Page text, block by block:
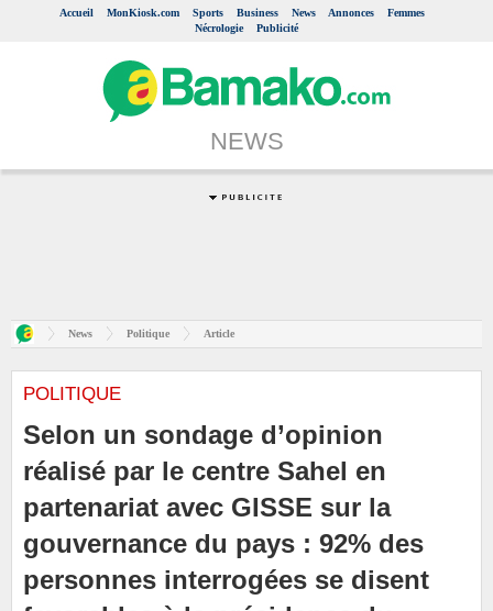
Accueil MonKiosk.com Sports Business News Annonces
Femmes
Nécrologie
Publicité
NEWS
News Politique Article
POLITIQUE
Selon un sondage d’opinion
réalisé par le centre Sahel en
partenariat avec GISSE sur la
gouvernance du pays : 92% des
personnes interrogées se disent